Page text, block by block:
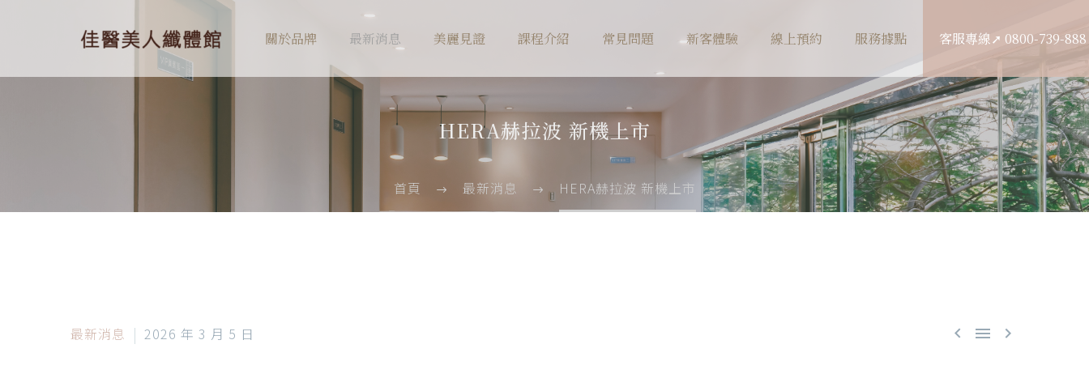
關於品牌 最新消息 美麗見證 課程介紹 常見問題 新客體驗 線上預約 服務據點 客服專線➚ 0800-739-888
HERA赫拉波 新機上市
首頁 最新消息 HERA赫拉波 新機上市
  
最新消息 2026 年 3 月 5 日